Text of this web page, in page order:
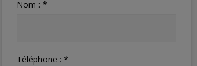
Nom : *
Téléphone : *